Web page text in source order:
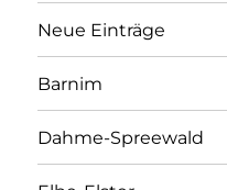
Neue Einträge
Barnim
Dahme-Spreewald